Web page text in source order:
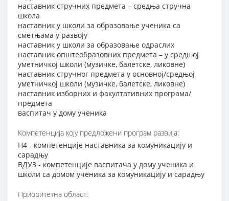
наставник стручних предмета – средња стручна
школа
наставник у школи за образовање ученика са
сметњама у развоју
наставник у школи за образовање одраслих
наставник општеобразовних предмета – у средњој
уметничкој школи (музичке, балетске, ликовне)
наставник стручног предмета у основној/средњој
уметничкој школи (музичке, балетске, ликовне)
наставник изборних и факултативних програма/
предмета
васпитач у дому ученика
Компетенција коју предложени програм развија:
Н4 - компетенције наставника за комуникацију и
сарадњу
ВДУ3 - компетенције васпитача у дому ученика и
школи са домом ученика за комуникацију и сарадњу
Приоритетна област: